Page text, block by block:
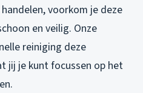
voorkom je deze
en veilig. Onze
reiniging deze
jij je kunt focussen op het